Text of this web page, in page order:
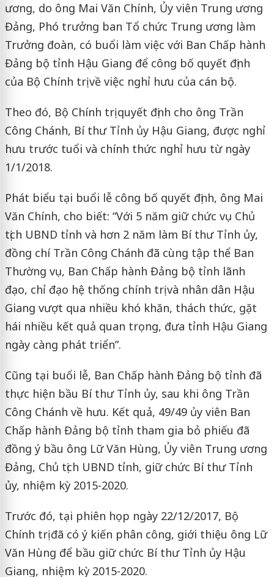
ương, do ông Mai Văn Chính, Ủy viên Trung ương
Đảng, Phó trưởng ban Tổ chức Trung ương làm
Trưởng đoàn, có buổi làm việc với Ban Chấp hành
Đảng bộ tỉnh Hậu Giang để công bố quyết định
của Bộ Chính trị về việc nghỉ hưu của cán bộ.
Theo đó, Bộ Chính trị quyết định cho ông Trần
Công Chánh, Bí thư Tỉnh ủy Hậu Giang, được nghỉ
hưu trước tuổi và chính thức nghỉ hưu từ ngày
1/1/2018.
Phát biểu tại buổi lễ công bố quyết định, ông Mai
Văn Chính, cho biết: “Với 5 năm giữ chức vụ Chủ
tịch UBND tỉnh và hơn 2 năm làm Bí thư Tỉnh ủy,
đồng chí Trần Công Chánh đã cùng tập thể Ban
Thường vụ, Ban Chấp hành Đảng bộ tỉnh lãnh
đạo, chỉ đạo hệ thống chính trị và nhân dân Hậu
Giang vượt qua nhiều khó khăn, thách thức, gặt
hái nhiều kết quả quan trọng, đưa tỉnh Hậu Giang
ngày càng phát triển”.
Cũng tại buổi lễ, Ban Chấp hành Đảng bộ tỉnh đã
thực hiện bầu Bí thư Tỉnh ủy, sau khi ông Trần
Công Chánh về hưu. Kết quả, 49/49 ủy viên Ban
Chấp hành Đảng bộ tỉnh tham gia bỏ phiếu đã
đồng ý bầu ông Lữ Văn Hùng, Ủy viên Trung ương
Đảng, Chủ tịch UBND tỉnh, giữ chức Bí thư Tỉnh
ủy, nhiệm kỳ 2015-2020.
Trước đó, tại phiên họp ngày 22/12/2017, Bộ
Chính trị đã có ý kiến phân công, giới thiệu ông Lữ
Văn Hùng để bầu giữ chức Bí thư Tỉnh ủy Hậu
Giang, nhiệm kỳ 2015-2020.